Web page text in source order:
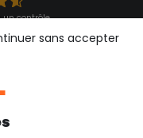
un contrôle
sans accepter